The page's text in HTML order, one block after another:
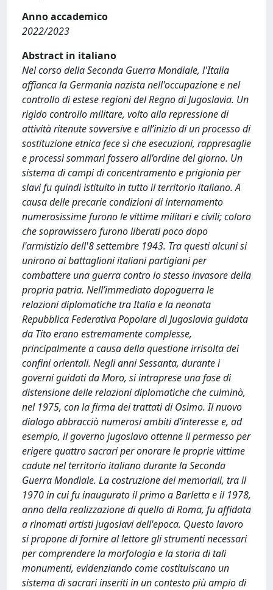
Anno accademico
2022/2023
Abstract in italiano
Nel corso della Seconda Guerra Mondiale, l'Italia
affianca la Germania nazista nell'occupazione e nel
controllo di estese regioni del Regno di Jugoslavia. Un
rigido controllo militare, volto alla repressione di
attività ritenute sovversive e all’inizio di un processo di
sostituzione etnica fece sì che esecuzioni, rappresaglie
e processi sommari fossero all’ordine del giorno. Un
sistema di campi di concentramento e prigionia per
slavi fu quindi istituito in tutto il territorio italiano. A
causa delle precarie condizioni di internamento
numerosissime furono le vittime militari e civili; coloro
che sopravvissero furono liberati poco dopo
l'armistizio dell'8 settembre 1943. Tra questi alcuni si
unirono ai battaglioni italiani partigiani per
combattere una guerra contro lo stesso invasore della
propria patria. Nell’immediato dopoguerra le
relazioni diplomatiche tra Italia e la neonata
Repubblica Federativa Popolare di Jugoslavia guidata
da Tito erano estremamente complesse,
principalmente a causa della questione irrisolta dei
confini orientali. Negli anni Sessanta, durante i
governi guidati da Moro, si intraprese una fase di
distensione delle relazioni diplomatiche che culminò,
nel 1975, con la firma dei trattati di Osimo. Il nuovo
dialogo abbracciò numerosi ambiti d’interesse e, ad
esempio, il governo jugoslavo ottenne il permesso per
erigere quattro sacrari per onorare le proprie vittime
cadute nel territorio italiano durante la Seconda
Guerra Mondiale. La costruzione dei memoriali, tra il
1970 in cui fu inaugurato il primo a Barletta e il 1978,
anno della realizzazione di quello di Roma, fu affidata
a rinomati artisti jugoslavi dell'epoca. Questo lavoro
si propone di fornire al lettore gli strumenti necessari
per comprendere la morfologia e la storia di tali
monumenti, evidenziando come costituiscano un
sistema di sacrari inseriti in un contesto più ampio di